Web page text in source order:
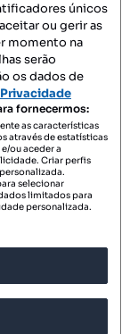
únicos
ou gerir as
momento na
serão
os dados de
fornecermos:
as características
através de estatísticas
ou aceder a
Criar perfis
selecionar
limitados para
personalizada.